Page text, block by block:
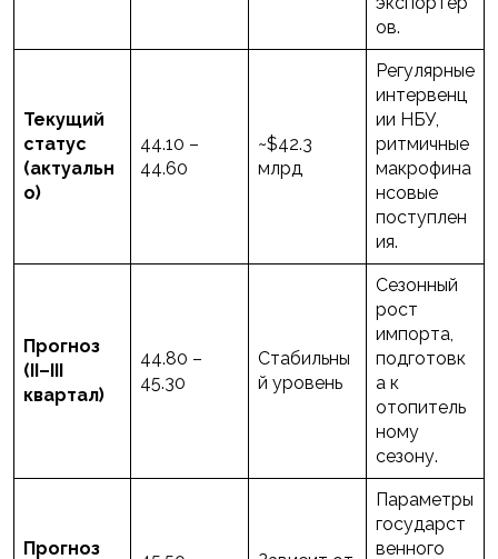
ов.
Текущий
статус
(актуальн
о)
44.10 –
44.60
~$42.3
млрд
Регулярные
интервенц
ии НБУ,
ритмичные
макрофина
нсовые
поступлен
ия.
Прогноз
(II–III
квартал)
44.80 –
45.30
Стабильны
й уровень
Сезонный
рост
импорта,
подготовк
а к
отопитель
ному
сезону.
Прогноз
Параметры
государст
венного